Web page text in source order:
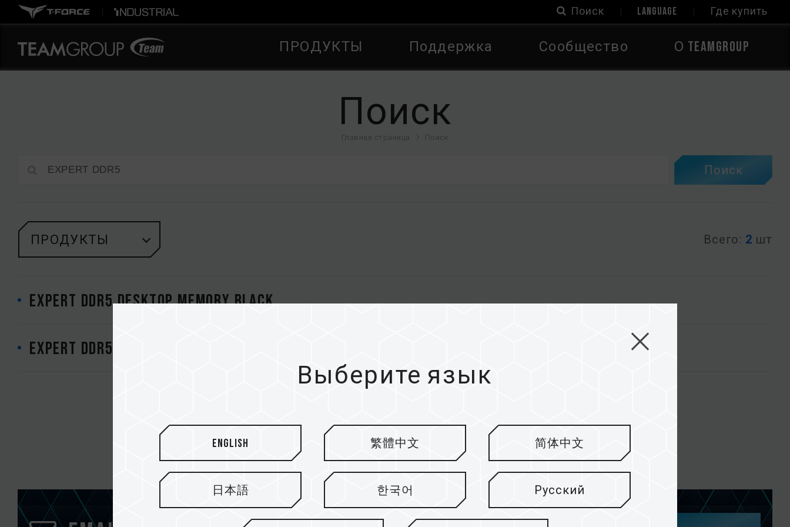
Поиск LANGUAGE Где купить
ПРОДУКТЫ Поддержка Сообщество О TEAMGROUP
Поиск
Поиск
ПРОДУКТЫ Всего: 2 шт
EXPERT DDR5 DESKTOP MEMORY BLACK
EXPERT DDR5 DESKTOP MEMORY WHITE
Выберите язык
English 繁體中文 简体中文
日本語 한국어 Русский